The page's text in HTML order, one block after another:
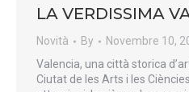
LA VERDISSIMA
Novità By
Novembre 10,
Valencia, una città storica
Ciutat de les Arts i les